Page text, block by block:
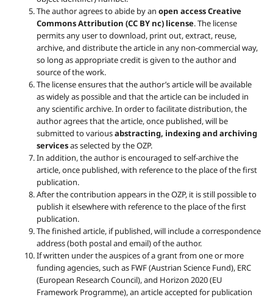
The author agrees to abide by an open access Creative
Commons Attribution (CC BY nc) license. The license
permits any user to download, print out, extract, reuse,
archive, and distribute the article in any non-commercial way,
so long as appropriate credit is given to the author and
source of the work.
The license ensures that the author’s article will be available
as widely as possible and that the article can be included in
any scientific archive. In order to facilitate distribution, the
author agrees that the article, once published, will be
submitted to variousabstracting, indexing and archiving
servicesas selected by the OZP.
In addition, the author is encouraged to self-archive the
article, once published, with reference to the place of the first
publication.
After the contribution appears in the OZP, it is still possible to
publish it elsewhere with reference to the place of the first
publication.
The finished article, if published, will include a correspondence
address (both postal and email) of the author.
If written under the auspices of a grant from one or more
funding agencies, such as FWF (Austrian Science Fund), ERC
(European Research Council), and Horizon 2020 (EU
Framework Programme), an article accepted for publication